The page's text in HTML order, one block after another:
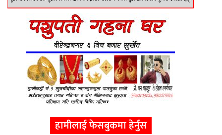
हामीलाई फेसबुकमा हेर्नुस